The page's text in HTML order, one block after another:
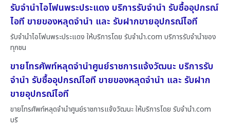
รับจำนำไอโฟนพระประแดง บริการรับจำนำ รับซื้ออุปกรณ์
ไอที ขายของหลุดจำนำ และ รับฝากขายอุปกรณ์ไอที
รับจำนำไอโฟนพระประแดง ให้บริการโดย รับจํานํา.com บริการรับจำนำของ
ทุกชน
ขายโทรศัพท์หลุดจำนำศูนย์ราชการแจ้งวัฒนะ บริการรับ
จำนำ รับซื้ออุปกรณ์ไอที ขายของหลุดจำนำ และ รับฝาก
ขายอุปกรณ์ไอที
ขายโทรศัพท์หลุดจำนำศูนย์ราชการแจ้งวัฒนะ ให้บริการโดย รับจํานํา.com
บริ